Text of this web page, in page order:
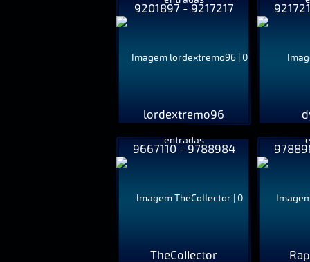
9201897 - 9217217
lordextremo96
9667110 - 9788984
TheCoIIector